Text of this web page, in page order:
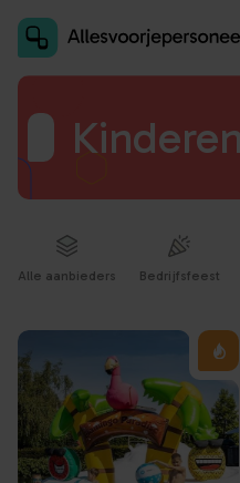
Alle aanbieders Bedrijfsfeest